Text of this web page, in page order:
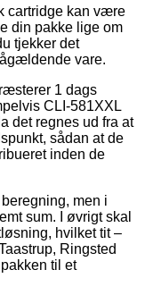
cartridge kan være
din pakke lige om
tjekker det
vare.
1 dags
CLI-581XXL
det regnes ud fra at
sådan at de
inden de
men i
sum. I øvrigt skal
hvilket tit –
Ringsted
til et